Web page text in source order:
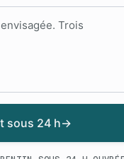
sous 24 h→